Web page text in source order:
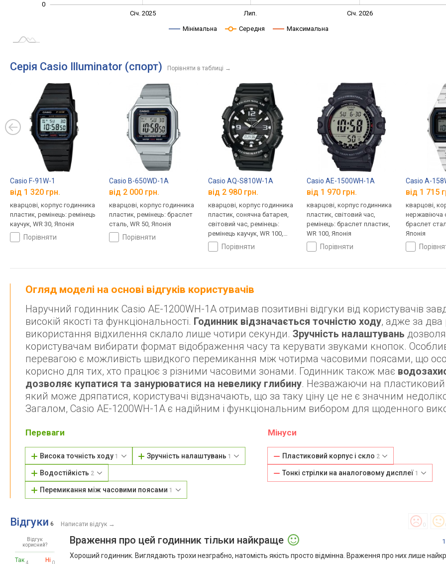
0
Січ. 2025 Лип. Січ. 2026
Мінімальна Середня Максимальна
Серія Casio Illuminator (спорт) Порівняти в таблиці →
Casio F-91W-1
від 1 320 грн.
кварцові, корпус годинника
пластик, ремінець: ремінець
каучук, WR 30, Японія
порівняти
Casio B-650WD-1A
від 2 000 грн.
кварцові, корпус годинника
пластик, ремінець: браслет
сталь, WR 50, Японія
порівняти
Casio AQ-S810W-1A
від 2 980 грн.
кварцові, корпус годинника
пластик, сонячна батарея,
світовий час, ремінець:
ремінець каучук, WR 100,
Японіяпорівняти
Casio AE-1500WH-1A
від 1 970 грн.
кварцові, корпус годинника
пластик, світовий час,
ремінець: браслет пластик,
WR 100, Японія
порівняти
Casio A-
від 1 715
кварцові,
нержавіюча
браслет
Японія
Огляд моделі на основі відгуків користувачів
Наручний годинник Casio AE-1200WH-1A отримав позитивні відгуки від користувачів
високій якості та функціональності. Годинник відзначається точністю ходу, адже за два
використання відхилення склало лише чотири секунди. Зручність налаштувань
користувачам вибирати формат відображення часу та керувати звуками кнопок.
перевагою є можливість швидкого перемикання між чотирма часовими поясами, що
корисно для тих, хто працює з різними часовими зонами. Годинник також має
дозволяє купатися та занурюватися на невелику глибину. Незважаючи на пластиковий
який може дряпатися, користувачі відзначають, що за таку ціну це не є значним
Загалом, Casio AE-1200WH-1A є надійним і функціональним вибором для щоденного
Переваги
Висока точність ходу 1 Зручність налаштувань 1
Водостійкість 2
Перемикання між часовими поясами 1
Мінуси
Пластиковий корпус і скло 2
Тонкі стрілки на аналоговому дисплеї 1
Відгуки 6 Написати відгук → 0
Відгук
корисний?
Так Ні
Враження про цей годинник тільки найкраще
Хороший годинник. Виглядають трохи незграбно, натомість якість просто відмінна. Враження про них лише